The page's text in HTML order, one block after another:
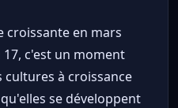
croissante en mars
c'est un moment
à croissance
se développent